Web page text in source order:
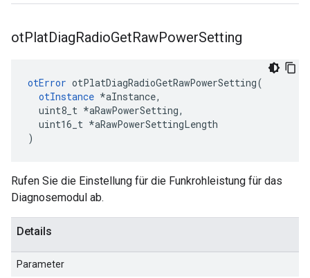
otPlatDiagRadioGetRawPowerSetting
otError otPlatDiagRadioGetRawPowerSetting(
otInstance *aInstance,
uint8_t *aRawPowerSetting,
uint16_t *aRawPowerSettingLength
)
Rufen Sie die Einstellung für die Funkrohleistung für das
Diagnosemodul ab.
Details
Parameter